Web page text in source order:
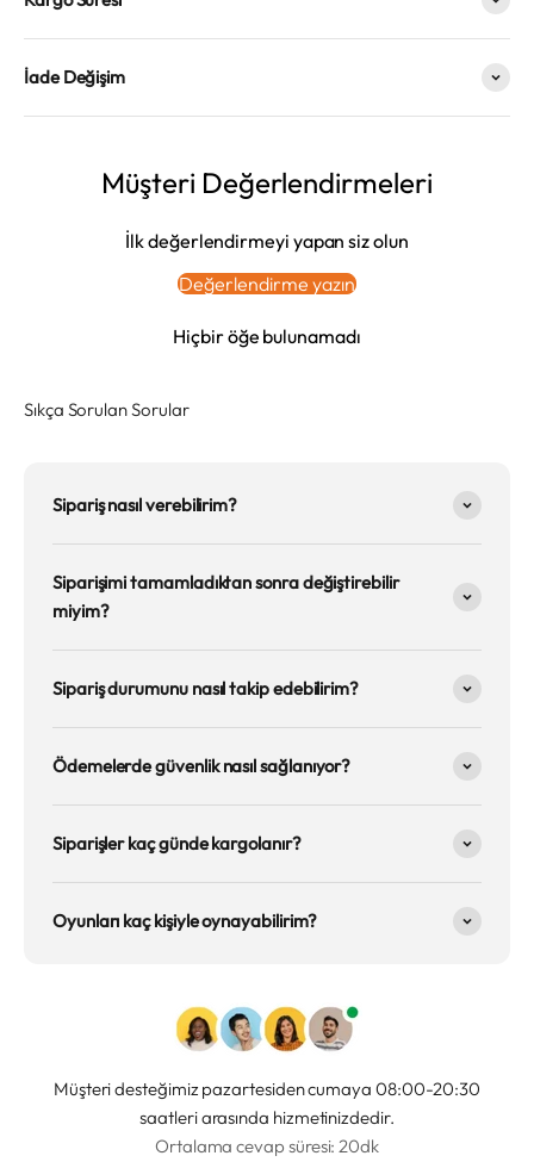
İade Değişim
Müşteri Değerlendirmeleri
İlk değerlendirmeyi yapan siz olun
Değerlendirme yazın
Hiçbir öğe bulunamadı
Sıkça Sorulan Sorular
Sipariş nasıl verebilirim?
Siparişimi tamamladıktan sonra değiştirebilir
miyim?
Sipariş durumunu nasıl takip edebilirim?
Ödemelerde güvenlik nasıl sağlanıyor?
Siparişler kaç günde kargolanır?
Oyunları kaç kişiyle oynayabilirim?
Müşteri desteğimiz pazartesiden cumaya 08:00-20:30
saatleri arasında hizmetinizdedir.
Ortalama cevap süresi: 20dk